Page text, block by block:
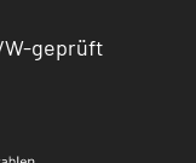
geprüft